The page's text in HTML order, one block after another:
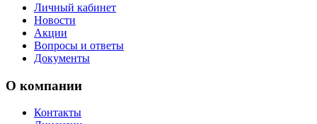
Личный кабинет
Новости
Акции
Вопросы и ответы
Документы
О компании
Контакты